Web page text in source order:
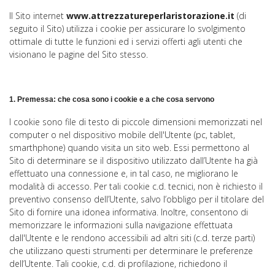
Il Sito internet www.attrezzatureperlaristorazione.it (di
seguito il Sito) utilizza i cookie per assicurare lo svolgimento
ottimale di tutte le funzioni ed i servizi offerti agli utenti che
visionano le pagine del Sito stesso.
1. Premessa: che cosa sono i cookie e a che cosa servono
I cookie sono file di testo di piccole dimensioni memorizzati nel
computer o nel dispositivo mobile dell'Utente (pc, tablet,
smarthphone) quando visita un sito web. Essi permettono al
Sito di determinare se il dispositivo utilizzato dall’Utente ha già
effettuato una connessione e, in tal caso, ne migliorano le
modalità di accesso. Per tali cookie c.d. tecnici, non è richiesto il
preventivo consenso dell’Utente, salvo l’obbligo per il titolare del
Sito di fornire una idonea informativa. Inoltre, consentono di
memorizzare le informazioni sulla navigazione effettuata
dall'Utente e le rendono accessibili ad altri siti (c.d. terze parti)
che utilizzano questi strumenti per determinare le preferenze
dell’Utente. Tali cookie, c.d. di profilazione, richiedono il